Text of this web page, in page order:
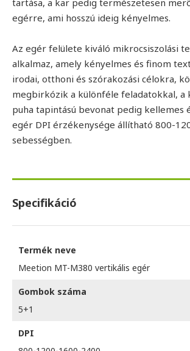
tartása, a kar pedig természetesen
egérre, ami hosszú ideig kényelmes.
Az egér felülete kiváló mikrocsiszolási
alkalmaz, amely kényelmes és finom
irodai, otthoni és szórakozási célokra,
megbirkózik a különféle feladatokkal, a
puha tapintású bevonat pedig kellemes
egér DPI érzékenysége állítható 800-
sebességben.
Specifikáció
Termék neve
Meetion MT-M380 vertikális egér
Gombok száma
5+1
DPI